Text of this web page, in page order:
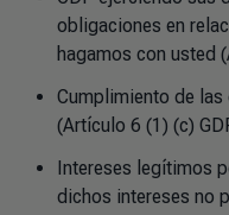
obligaciones en
hagamos con usted
Cumplimiento de
(Artículo 6 (1) (c)
Intereses legítimos
dichos intereses no